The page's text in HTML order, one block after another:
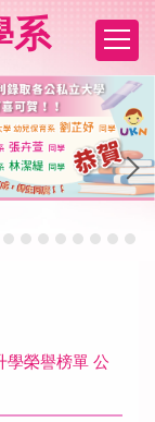
系
學榮譽榜單 公